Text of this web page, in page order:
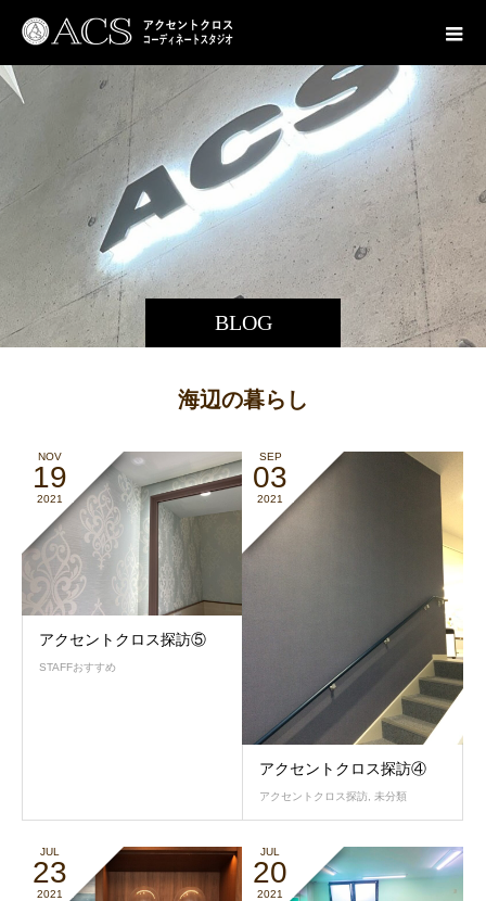
BLOG
海辺の暮らし
NOV
19
2021
アクセントクロス探訪⑤
STAFFおすすめ
SEP
03
2021
アクセントクロス探訪④
アクセントクロス探訪 未分類
JUL
23
2021
JUL
20
2021